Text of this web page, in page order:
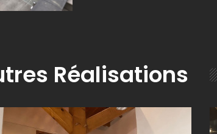
Réalisations